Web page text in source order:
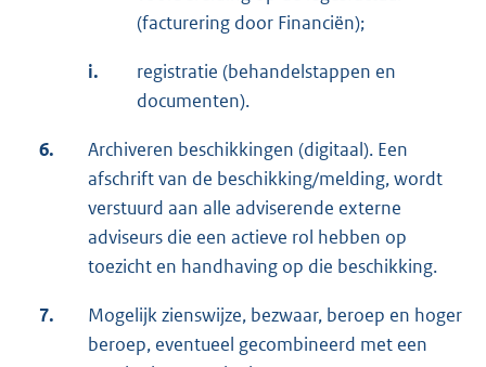
(facturering door Financiën);
i.
registratie (behandelstappen en
documenten).
6.
Archiveren beschikkingen (digitaal). Een
afschrift van de beschikking/melding, wordt
verstuurd aan alle adviserende externe
adviseurs die een actieve rol hebben op
toezicht en handhaving op die beschikking.
7.
Mogelijk zienswijze, bezwaar, beroep en hoger
beroep, eventueel gecombineerd met een